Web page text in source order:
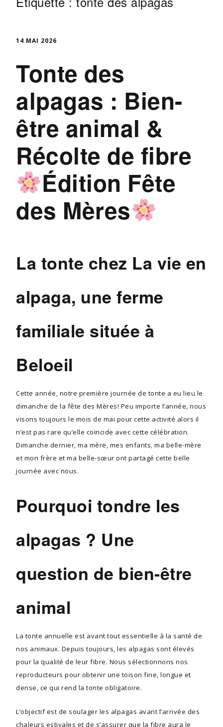
14 MAI 2026
Tonte des
alpagas : Bien-
être animal &
Récolte de fibre
Édition Fête
des Mères
La tonte chez La vie en
alpaga, une ferme
familiale située à
Beloeil
Cette année, notre première journée de tonte a eu lieu le
dimanche de la fête des Mères! Peu importe l’année, nous
visons toujours le mois de mai pour cette activité alors il
n’est pas rare qu’elle coïncide avec cette célébration.
Dimanche dernier, ma mère, mes enfants, ma belle-mère
et mon frère et ma belle-sœur ont partagé cette belle
journée avec nous.
Pourquoi tondre les
alpagas ? Une
question de bien-être
animal
La tonte annuelle est avant tout essentielle à la santé de
nos animaux. Depuis toujours, les alpagas sont élevés
pour la qualité de leur fibre. Nous sélectionnons nos
reproducteurs pour obtenir une toison fine, longue et
dense, ce qui rend la tonte obligatoire.
L’objectif est de soulager les alpagas avant l’arrivée des
chaleurs estivales et de s’assurer que la fibre aura le